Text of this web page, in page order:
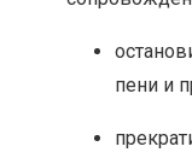
пени и